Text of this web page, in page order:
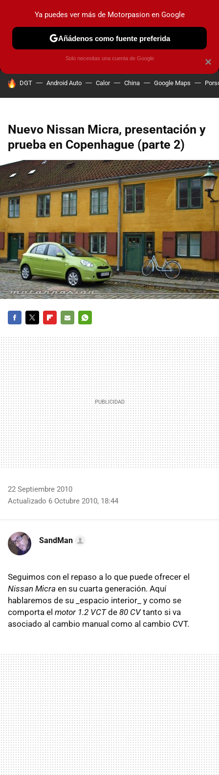
MENÚ NUEVO
COCHES ELÉCTRICOS OBSERVATORIO
HOY SE HABLA DE
DGT Android Auto Calor China Google Maps
Nuevo Nissan Micra, presentación y
prueba en Copenhague (parte 2)
MAIL
22 Septiembre 2010
Actualizado 6 Octubre 2010, 18:44
SandMan
Seguimos con el repaso a lo que puede ofrecer el
Nissan Micra en su cuarta generación. Aquí
hablaremos de su _espacio interior_ y como se
comporta el motor 1.2 VCTde 80 CVtanto si va
asociado al cambio manual como al cambio CVT.
×
Ya puedes ver más de Motorpasion en Google
Añádenos como fuente preferida
Solo necesitas una cuenta de Google